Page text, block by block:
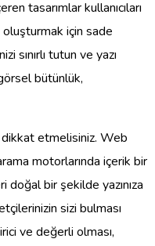
tasarımlar kullanıcıları
oluşturmak için sade
sınırlı tutun ve yazı
bütünlük,
etmelisiniz. Web
motorlarında içerik bir
bir şekilde yazınıza
sizi bulması
ve değerli olması,